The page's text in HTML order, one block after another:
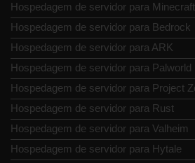
Hospedagem de servidor para Minecraft
Hospedagem de servidor para Bedrock
Hospedagem de servidor para ARK
Hospedagem de servidor para Palworld
Hospedagem de servidor para Project
Hospedagem de servidor para Rust
Hospedagem de servidor para Valheim
Hospedagem de servidor para Hytale